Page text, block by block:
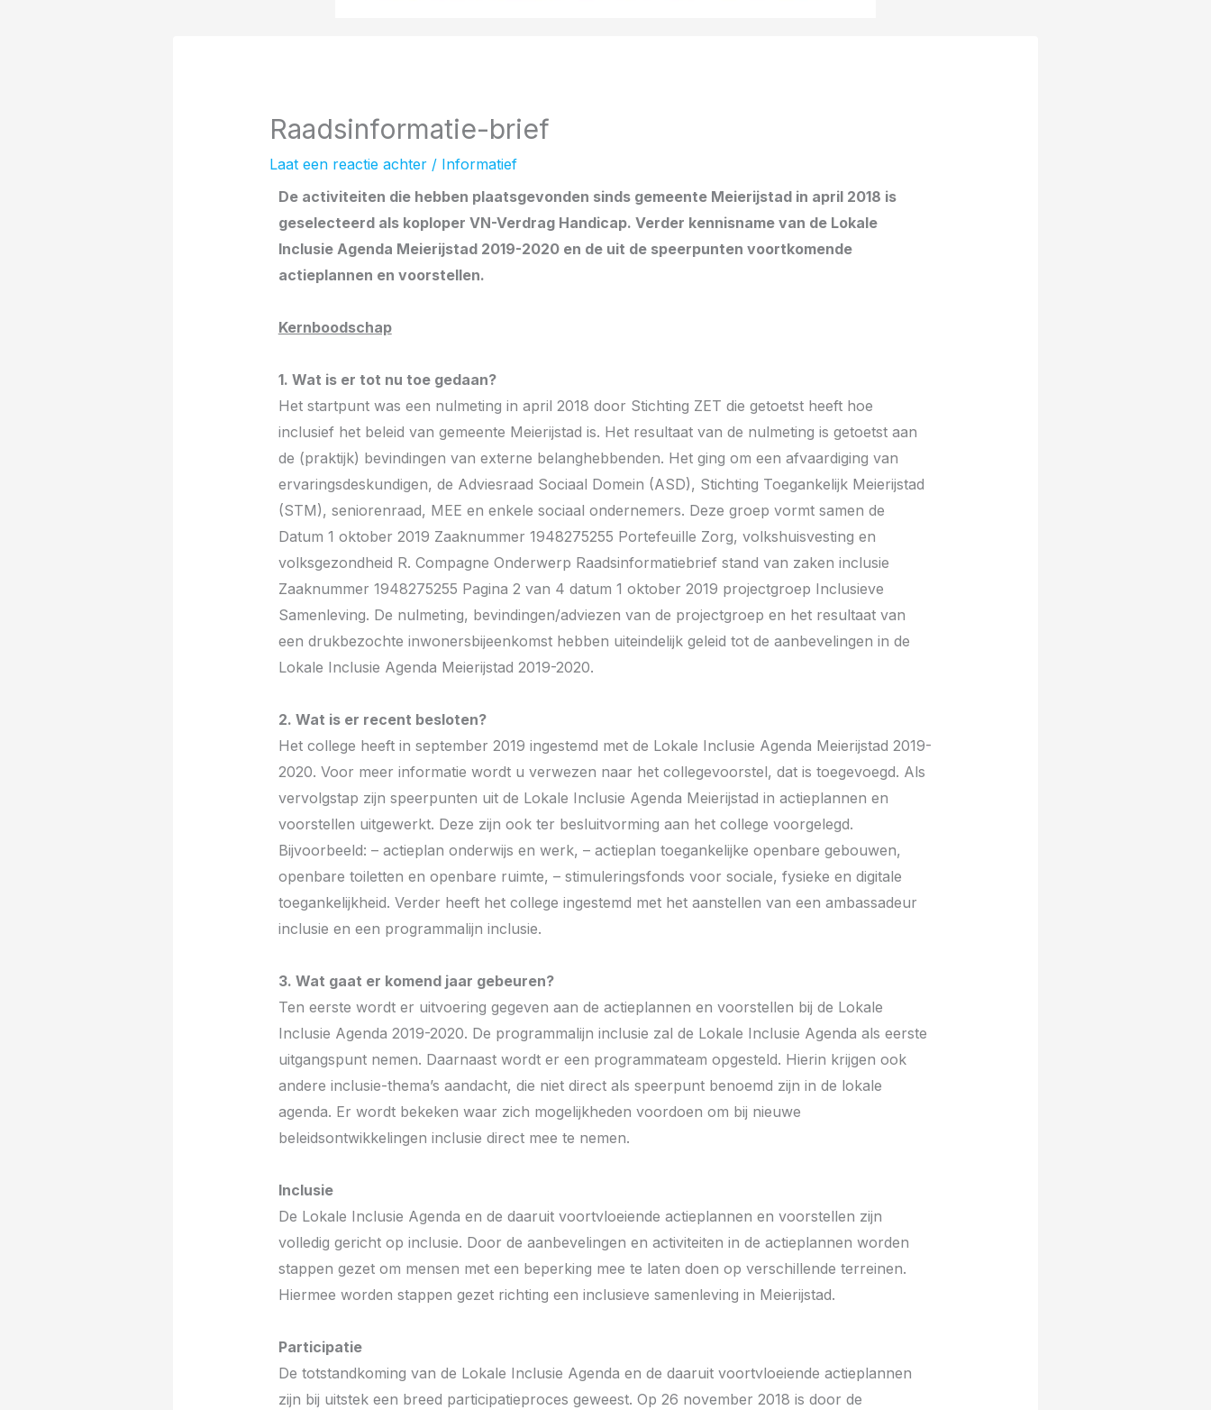
Raadsinformatie-brief
Laat een reactie achter / Informatief
De activiteiten die hebben plaatsgevonden sinds gemeente Meierijstad in april 2018 is
geselecteerd als koploper VN-Verdrag Handicap. Verder kennisname van de Lokale
Inclusie Agenda Meierijstad 2019-2020 en de uit de speerpunten voortkomende
actieplannen en voorstellen.
Kernboodschap
1. Wat is er tot nu toe gedaan?
Het startpunt was een nulmeting in april 2018 door Stichting ZET die getoetst heeft hoe
inclusief het beleid van gemeente Meierijstad is. Het resultaat van de nulmeting is getoetst aan
de (praktijk) bevindingen van externe belanghebbenden. Het ging om een afvaardiging van
ervaringsdeskundigen, de Adviesraad Sociaal Domein (ASD), Stichting Toegankelijk Meierijstad
(STM), seniorenraad, MEE en enkele sociaal ondernemers. Deze groep vormt samen de
Datum 1 oktober 2019 Zaaknummer 1948275255 Portefeuille Zorg, volkshuisvesting en
volksgezondheid R. Compagne Onderwerp Raadsinformatiebrief stand van zaken inclusie
Zaaknummer 1948275255 Pagina 2 van 4 datum 1 oktober 2019 projectgroep Inclusieve
Samenleving. De nulmeting, bevindingen/adviezen van de projectgroep en het resultaat van
een drukbezochte inwonersbijeenkomst hebben uiteindelijk geleid tot de aanbevelingen in de
Lokale Inclusie Agenda Meierijstad 2019-2020.
2. Wat is er recent besloten?
Het college heeft in september 2019 ingestemd met de Lokale Inclusie Agenda Meierijstad 2019-
2020. Voor meer informatie wordt u verwezen naar het collegevoorstel, dat is toegevoegd. Als
vervolgstap zijn speerpunten uit de Lokale Inclusie Agenda Meierijstad in actieplannen en
voorstellen uitgewerkt. Deze zijn ook ter besluitvorming aan het college voorgelegd.
Bijvoorbeeld: – actieplan onderwijs en werk, – actieplan toegankelijke openbare gebouwen,
openbare toiletten en openbare ruimte, – stimuleringsfonds voor sociale, fysieke en digitale
toegankelijkheid. Verder heeft het college ingestemd met het aanstellen van een ambassadeur
inclusie en een programmalijn inclusie.
3. Wat gaat er komend jaar gebeuren?
Ten eerste wordt er uitvoering gegeven aan de actieplannen en voorstellen bij de Lokale
Inclusie Agenda 2019-2020. De programmalijn inclusie zal de Lokale Inclusie Agenda als eerste
uitgangspunt nemen. Daarnaast wordt er een programmateam opgesteld. Hierin krijgen ook
andere inclusie-thema’s aandacht, die niet direct als speerpunt benoemd zijn in de lokale
agenda. Er wordt bekeken waar zich mogelijkheden voordoen om bij nieuwe
beleidsontwikkelingen inclusie direct mee te nemen.
Inclusie
De Lokale Inclusie Agenda en de daaruit voortvloeiende actieplannen en voorstellen zijn
volledig gericht op inclusie. Door de aanbevelingen en activiteiten in de actieplannen worden
stappen gezet om mensen met een beperking mee te laten doen op verschillende terreinen.
Hiermee worden stappen gezet richting een inclusieve samenleving in Meierijstad.
Participatie
De totstandkoming van de Lokale Inclusie Agenda en de daaruit voortvloeiende actieplannen
zijn bij uitstek een breed participatieproces geweest. Op 26 november 2018 is door de